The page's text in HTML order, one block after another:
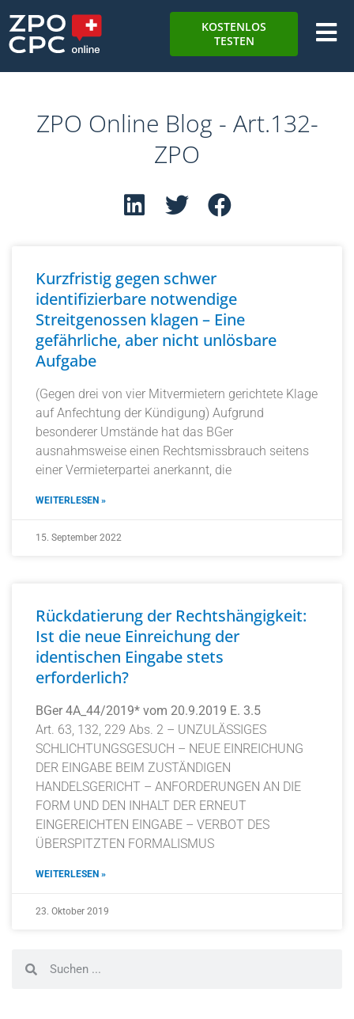
KOSTENLOS
TESTEN
ZPO Online Blog - Art.132-
ZPO
Kurzfristig gegen schwer
identifizierbare notwendige
Streitgenossen klagen – Eine
gefährliche, aber nicht unlösbare
Aufgabe
(Gegen drei von vier Mitvermietern gerichtete Klage
auf Anfechtung der Kündigung) Aufgrund
besonderer Umstände hat das BGer
ausnahmsweise einen Rechtsmissbrauch seitens
einer Vermieterpartei anerkannt, die
WEITERLESEN »
15. September 2022
Rückdatierung der Rechtshängigkeit:
Ist die neue Einreichung der
identischen Eingabe stets
erforderlich?
BGer 4A_44/2019* vom 20.9.2019 E. 3.5
Art. 63, 132, 229 Abs. 2 – UNZULÄSSIGES
SCHLICHTUNGSGESUCH – NEUE EINREICHUNG
DER EINGABE BEIM ZUSTÄNDIGEN
HANDELSGERICHT – ANFORDERUNGEN AN DIE
FORM UND DEN INHALT DER ERNEUT
EINGEREICHTEN EINGABE – VERBOT DES
ÜBERSPITZTEN FORMALISMUS
WEITERLESEN »
23. Oktober 2019